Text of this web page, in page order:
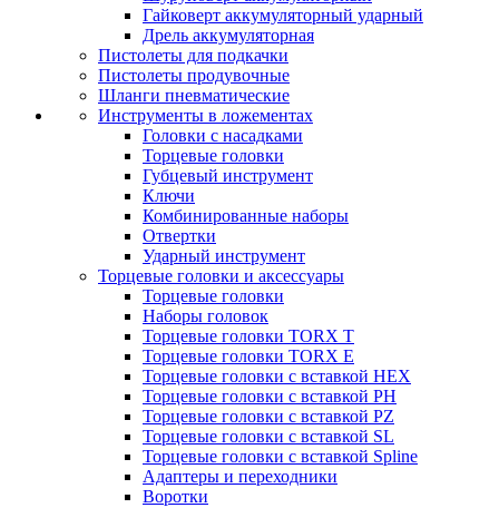
Гайковерт аккумуляторный ударный
Дрель аккумуляторная
Пистолеты для подкачки
Пистолеты продувочные
Шланги пневматические
Инструменты в ложементах
Головки с насадками
Торцевые головки
Губцевый инструмент
Ключи
Комбинированные наборы
Отвертки
Ударный инструмент
Торцевые головки и аксессуары
Торцевые головки
Наборы головок
Торцевые головки TORX T
Торцевые головки TORX Е
Торцевые головки с вставкой HEX
Торцевые головки с вставкой PH
Торцевые головки с вставкой PZ
Торцевые головки с вставкой SL
Торцевые головки с вставкой Spline
Адаптеры и переходники
Воротки